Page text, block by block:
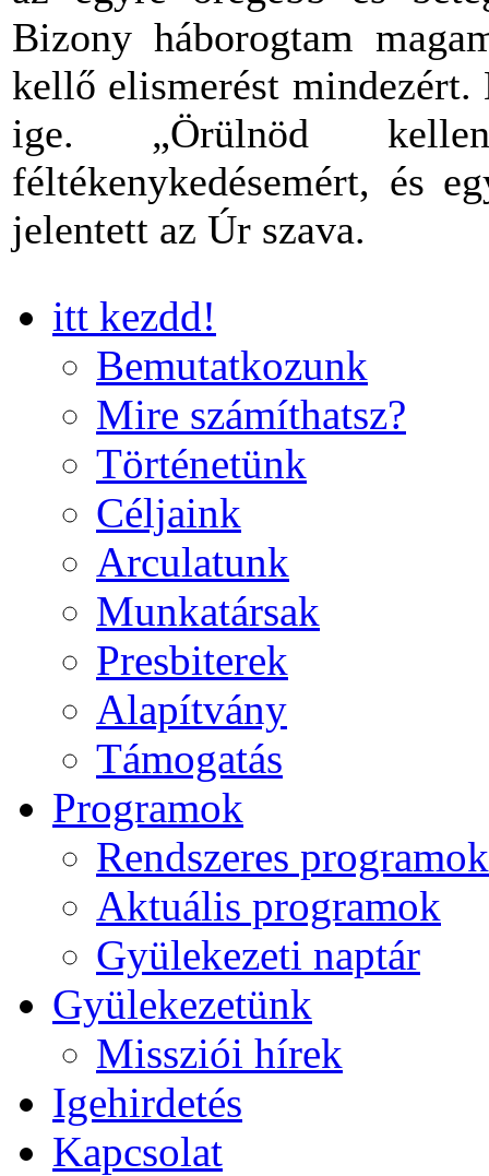
Bizony háborogtam
kellő elismerést mindezért.
ige. „Örülnöd
féltékenykedésemért, és
jelentett az Úr szava.
itt kezdd!
Bemutatkozunk
Mire számíthatsz?
Történetünk
Céljaink
Arculatunk
Munkatársak
Presbiterek
Alapítvány
Támogatás
Programok
Rendszeres programok
Aktuális programok
Gyülekezeti naptár
Gyülekezetünk
Missziói hírek
Igehirdetés
Kapcsolat